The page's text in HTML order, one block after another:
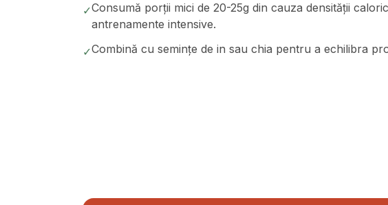
✓Consumă porții mici de 20-25g din cauza densității
antrenamente intensive.
✓Combină cu semințe de in sau chia pentru a echilibra